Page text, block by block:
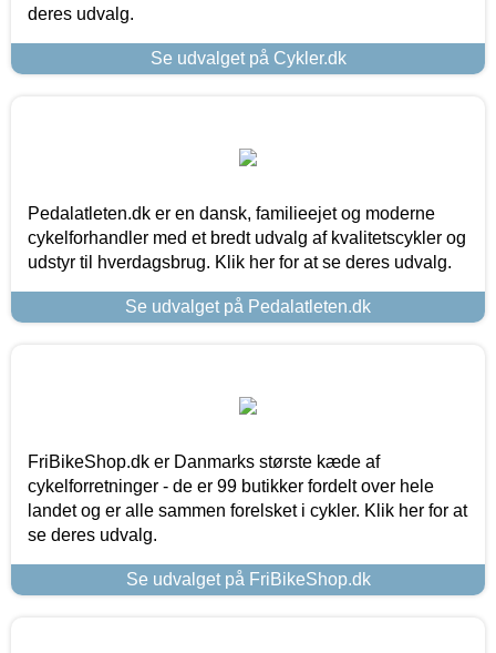
deres udvalg.
Se udvalget på Cykler.dk
Pedalatleten.dk er en dansk, familieejet og moderne
cykelforhandler med et bredt udvalg af kvalitetscykler og
udstyr til hverdagsbrug. Klik her for at se deres udvalg.
Se udvalget på Pedalatleten.dk
FriBikeShop.dk er Danmarks største kæde af
cykelforretninger - de er 99 butikker fordelt over hele
landet og er alle sammen forelsket i cykler. Klik her for at
se deres udvalg.
Se udvalget på FriBikeShop.dk